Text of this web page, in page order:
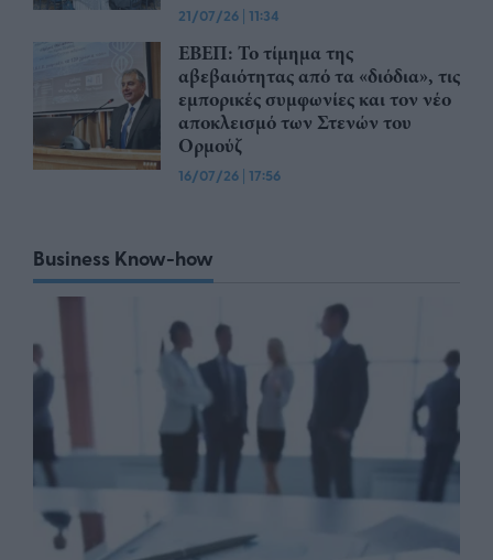
21/07/26 | 11:34
ΕΒΕΠ: Το τίμημα της
αβεβαιότητας από τα «διόδια», τις
εμπορικές συμφωνίες και τον νέο
αποκλεισμό των Στενών του
Ορμούζ
16/07/26 | 17:56
Business Know-how